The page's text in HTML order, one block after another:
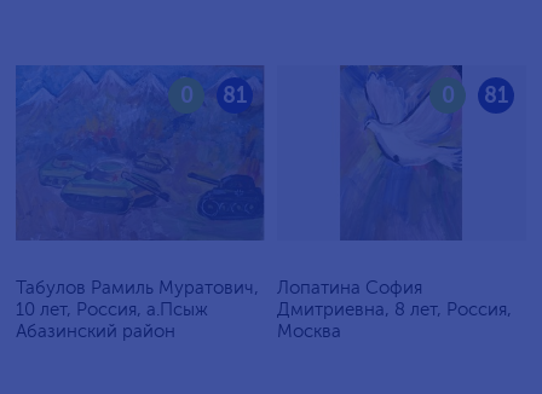
81
0
Табулов Рамиль Муратович,
10 лет, Россия, а.Псыж
Абазинский район
81
0
Лопатина София
Дмитриевна, 8 лет, Россия,
Москва